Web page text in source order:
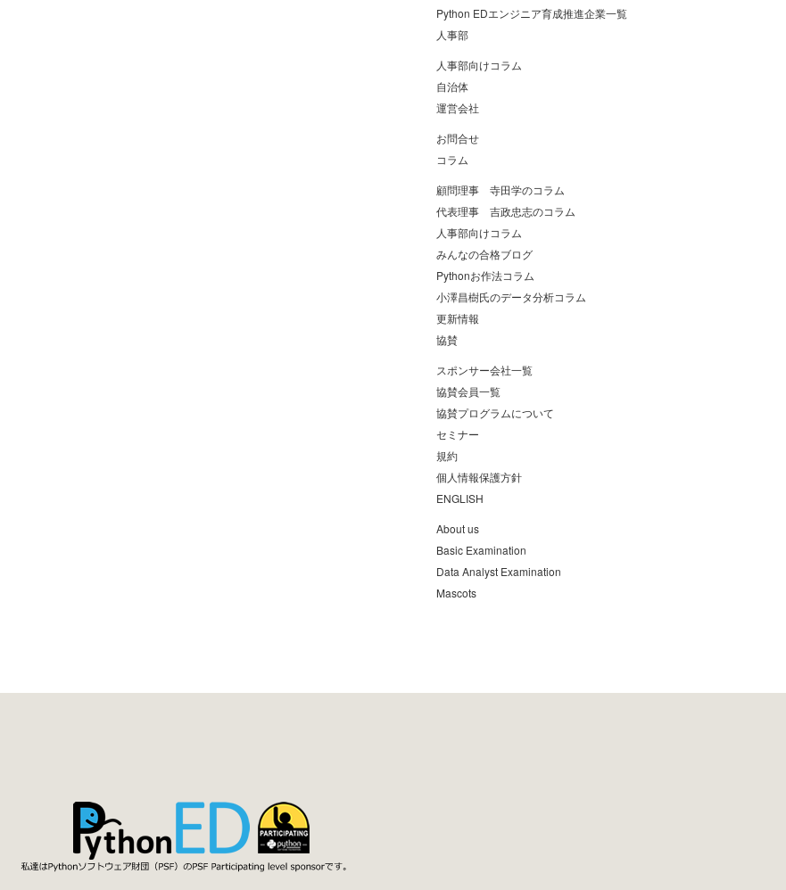
Python EDエンジニア育成推進企業一覧
人事部
人事部向けコラム
自治体
運営会社
お問合せ
コラム
顧問理事 寺田学のコラム
代表理事 吉政忠志のコラム
人事部向けコラム
みんなの合格ブログ
Pythonお作法コラム
小澤昌樹氏のデータ分析コラム
更新情報
協賛
スポンサー会社一覧
協賛会員一覧
協賛プログラムについて
セミナー
規約
個人情報保護方針
ENGLISH
About us
Basic Examination
Data Analyst Examination
Mascots